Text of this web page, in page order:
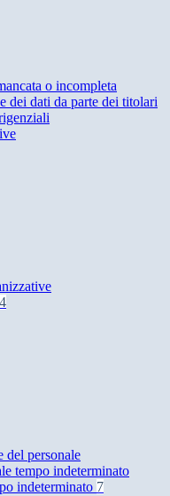
o incompleta
dei dati da parte dei titolari
4
del personale
tempo indeterminato
indeterminato 7